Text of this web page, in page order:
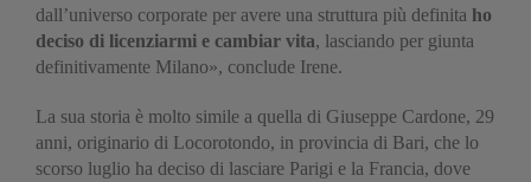
dall’universo corporate per avere una struttura più definita ho
deciso di licenziarmi e cambiar vita, lasciando per giunta
definitivamente Milano», conclude Irene.
La sua storia è molto simile a quella di Giuseppe Cardone, 29
anni, originario di Locorotondo, in provincia di Bari, che lo
scorso luglio ha deciso di lasciare Parigi e la Francia, dove